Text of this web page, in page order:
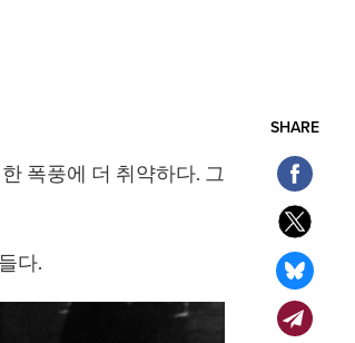
SHARE
폭풍에 더 취약하다. 그
다.